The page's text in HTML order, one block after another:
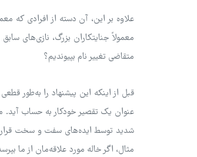
علاوه بر این، آن دسته از افرادی که
معمولاً جنایتکاران بزرگ، نازی‌های
متقاضی تغییر نام‌ بپیوندیم؟
قبل از اینکه این پیشنهاد را به‌طور
عنوان یک تقصیر خودکار به حساب آید.
شدید توسط ایده‌های سفت و سخت قرار
مثال، اگر خاله مورد علاقه‌مان از ما